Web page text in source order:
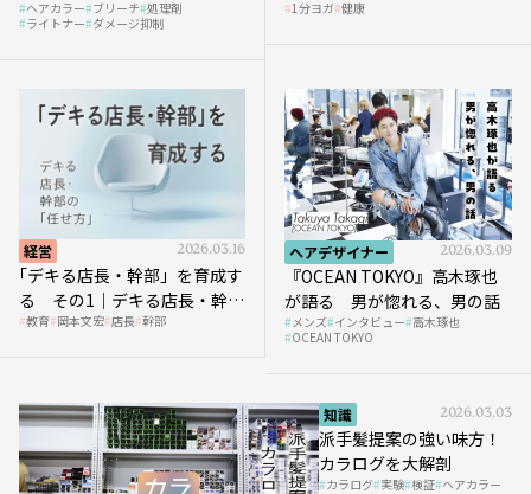
ヘアカラー ブリーチ 処理剤
ライトナー ダメージ抑制 ガ」講座｜実践編
1分ヨガ 健康
経営 2026.03.16
｢デキる店長・幹部」を育成す
る その1｜デキる店長・幹部
の「任せ方」
教育 岡本文宏 店長 幹部
ヘアデザイナー 2026.03.09
『OCEAN TOKYO』高木琢也
が語る 男が惚れる、男の話
メンズ インタビュー 高木琢也
OCEAN TOKYO
知識 2026.03.03
派手髪提案の強い味方！
カラログを大解剖
カラログ 実験 検証 ヘアカラー